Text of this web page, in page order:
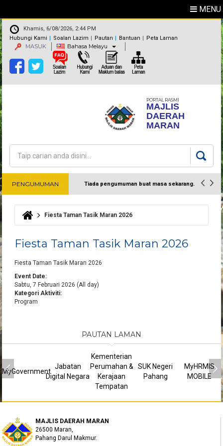
MENU
Khamis, 6/08/2026, 2:44 PM
Hubungi Kami
Soalan Lazim Pautan Bantuan Peta Laman
MASUK Bahasa Melayu
PORTAL RASMI
MAJLIS
DAERAH
MARAN
Borang carian
Carian
PENGUMUMAN Tiada pengumuman buat masa sekarang.
Harap maklum
Anda di sini
Fiesta Taman Tasik Maran 2026
Fiesta Taman Tasik Maran 2026
Fiesta Taman Tasik Maran 2026
Event Date:
Sabtu, 7 Februari 2026 (All day)
Kategori Aktiviti:
Program
PAUTAN LAMAN
MyGovernment
Jabatan
Digital Negara
Kementerian
Perumahan &
Kerajaan
Tempatan
SUK Negeri
Pahang
MyHRMIS
MOBILE
MAJLIS DAERAH MARAN
26500 Maran,
Pahang Darul Makmur.